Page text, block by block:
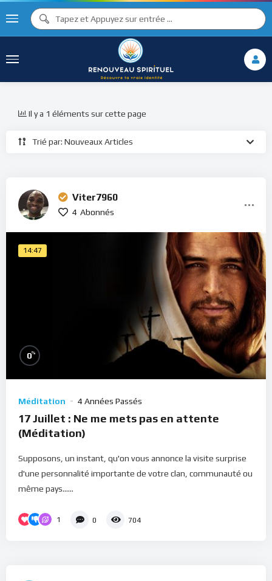
Trié par: Nouveaux Articles
Il y a 1 éléments sur cette page
Viter7960
4 Abonnés
14:47
0%
Méditation 4 Années Passés
17 Juillet : Ne me mets pas en attente
(Méditation)
Supposons, un instant, qu'on vous annonce la visite surprise
d'une personnalité importante de votre clan, communauté ou
même pays......
1 0 704